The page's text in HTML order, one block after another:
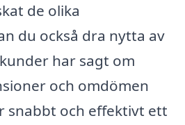
de olika
du också dra nytta av
har sagt om
och omdömen
snabbt och effektivt ett